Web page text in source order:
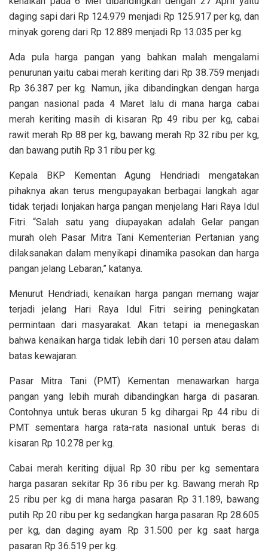
daging sapi dari Rp 124.979 menjadi Rp 125.917 per kg, dan
minyak goreng dari Rp 12.889 menjadi Rp 13.035 per kg.
Ada pula harga pangan yang bahkan malah mengalami
penurunan yaitu cabai merah keriting dari Rp 38.759 menjadi
Rp 36.387 per kg. Namun, jika dibandingkan dengan harga
pangan nasional pada 4 Maret lalu di mana harga cabai
merah keriting masih di kisaran Rp 49 ribu per kg, cabai
rawit merah Rp 88 per kg, bawang merah Rp 32 ribu per kg,
dan bawang putih Rp 31 ribu per kg.
Kepala BKP Kementan Agung Hendriadi mengatakan
pihaknya akan terus mengupayakan berbagai langkah agar
tidak terjadi lonjakan harga pangan menjelang Hari Raya Idul
Fitri. “Salah satu yang diupayakan adalah Gelar pangan
murah oleh Pasar Mitra Tani Kementerian Pertanian yang
dilaksanakan dalam menyikapi dinamika pasokan dan harga
pangan jelang Lebaran,” katanya.
Menurut Hendriadi, kenaikan harga pangan memang wajar
terjadi jelang Hari Raya Idul Fitri seiring peningkatan
permintaan dari masyarakat. Akan tetapi ia menegaskan
bahwa kenaikan harga tidak lebih dari 10 persen atau dalam
batas kewajaran.
Pasar Mitra Tani (PMT) Kementan menawarkan harga
pangan yang lebih murah dibandingkan harga di pasaran.
Contohnya untuk beras ukuran 5 kg dihargai Rp 44 ribu di
PMT sementara harga rata-rata nasional untuk beras di
kisaran Rp 10.278 per kg.
Cabai merah keriting dijual Rp 30 ribu per kg sementara
harga pasaran sekitar Rp 36 ribu per kg. Bawang merah Rp
25 ribu per kg di mana harga pasaran Rp 31.189, bawang
putih Rp 20 ribu per kg sedangkan harga pasaran Rp 28.605
per kg, dan daging ayam Rp 31.500 per kg saat harga
pasaran Rp 36.519 per kg.